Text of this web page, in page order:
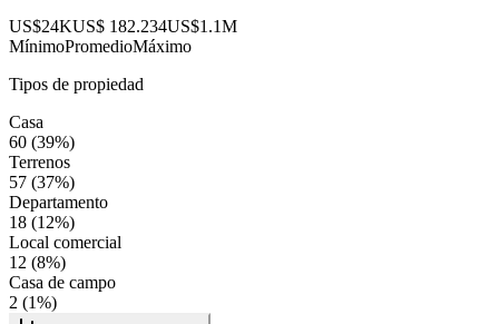
US$24KUS$ 182.234US$1.1M
MínimoPromedioMáximo
Tipos de propiedad
Casa
60 (39%)
Terrenos
57 (37%)
Departamento
18 (12%)
Local comercial
12 (8%)
Casa de campo
2 (1%)